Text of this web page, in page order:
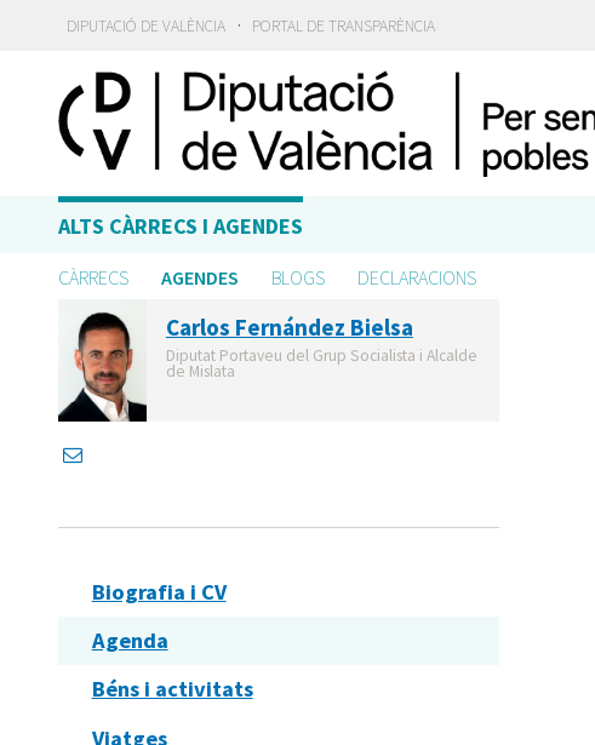
DIPUTACIÓ DE VALÈNCIA · PORTAL DE TRANSPARÈNCIA
ALTS CÀRRECS I AGENDES
CÀRRECS AGENDES BLOGS DECLARACIONS
Carlos Fernández Bielsa
Diputat Portaveu del Grup Socialista i Alcalde
de Mislata
Biografia i CV
Agenda
Béns i activitats
Viatges